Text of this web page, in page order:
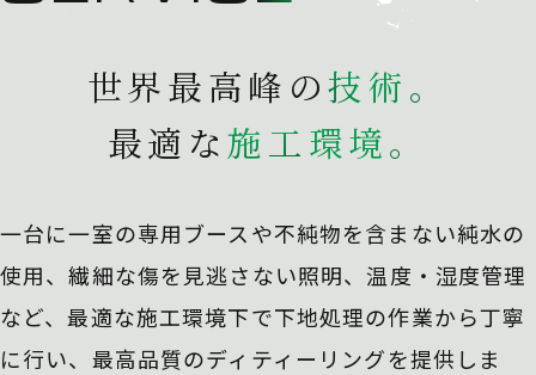
世界最高峰の技術。
最適な施 工環境。
一台に一室の専用ブースや不純物を含まない純水の
使用、繊細な傷を見逃さない照明、温度・湿度管理
など、最適な施工環境下で下地処理の作業から丁寧
に行い、 最高品質のディティーリングを提供しま